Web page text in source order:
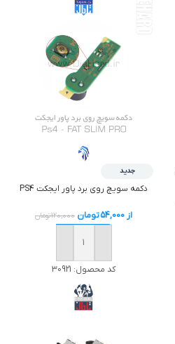
جدید
دکمه سويچ روي برد پاور ايجکت PS4
از 54,000تومان 120,000تومان
خرید
کد محصول: 30921